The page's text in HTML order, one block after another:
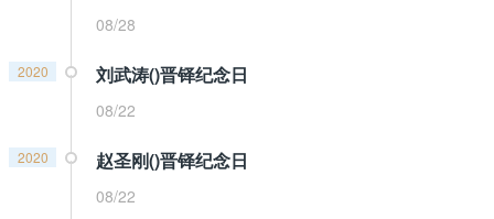
08/28
2020 刘武涛()晋铎纪念日
08/22
2020 赵圣刚()晋铎纪念日
08/22